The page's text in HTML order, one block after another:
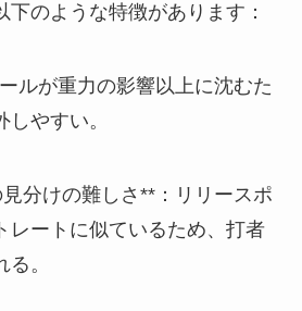
下のような特徴があります：
ルが重力の影響以上に沈むた
やすい。
分けの難しさ**：リリースポ
レートに似ているため、打者
。